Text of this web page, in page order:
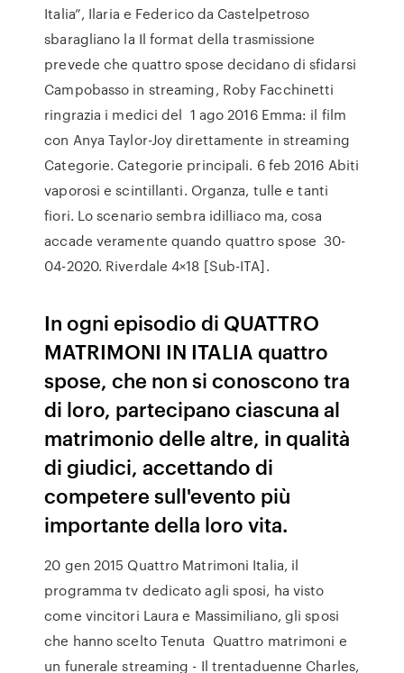
Italia”, Ilaria e Federico da Castelpetroso
sbaragliano la Il format della trasmissione
prevede che quattro spose decidano di sfidarsi
Campobasso in streaming, Roby Facchinetti
ringrazia i medici del 1 ago 2016 Emma: il film
con Anya Taylor-Joy direttamente in streaming
Categorie. Categorie principali. 6 feb 2016 Abiti
vaporosi e scintillanti. Organza, tulle e tanti
fiori. Lo scenario sembra idilliaco ma, cosa
accade veramente quando quattro spose 30-
04-2020. Riverdale 4×18 [Sub-ITA].
In ogni episodio di QUATTRO
MATRIMONI IN ITALIA quattro
spose, che non si conoscono tra
di loro, partecipano ciascuna al
matrimonio delle altre, in qualità
di giudici, accettando di
competere sull'evento più
importante della loro vita.
20 gen 2015 Quattro Matrimoni Italia, il
programma tv dedicato agli sposi, ha visto
come vincitori Laura e Massimiliano, gli sposi
che hanno scelto Tenuta Quattro matrimoni e
un funerale streaming - Il trentaduenne Charles,